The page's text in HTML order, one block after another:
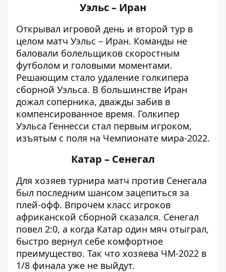
Уэльс – Иран
Открывал игровой день и второй тур в
целом матч Уэльс – Иран. Команды не
баловали болельщиков скоростным
футболом и головыми моментами.
Решающим стало удаление голкипера
сборной Уэльса. В большинстве Иран
дожал соперника, дважды забив в
компенсированное время. Голкипер
Уэльса Геннесси стал первым игроком,
изъятым с поля на Чемпионате мира-2022.
Катар – Сенегал
Для хозяев турнира матч против Сенегала
был последним шансом зацепиться за
плей-офф. Впрочем класс игроков
африканской сборной сказался. Сенегал
повел 2:0, а когда Катар один мяч отыграл,
быстро вернул себе комфортное
преимущество. Так что хозяева ЧМ-2022 в
1/8 финала уже не выйдут.